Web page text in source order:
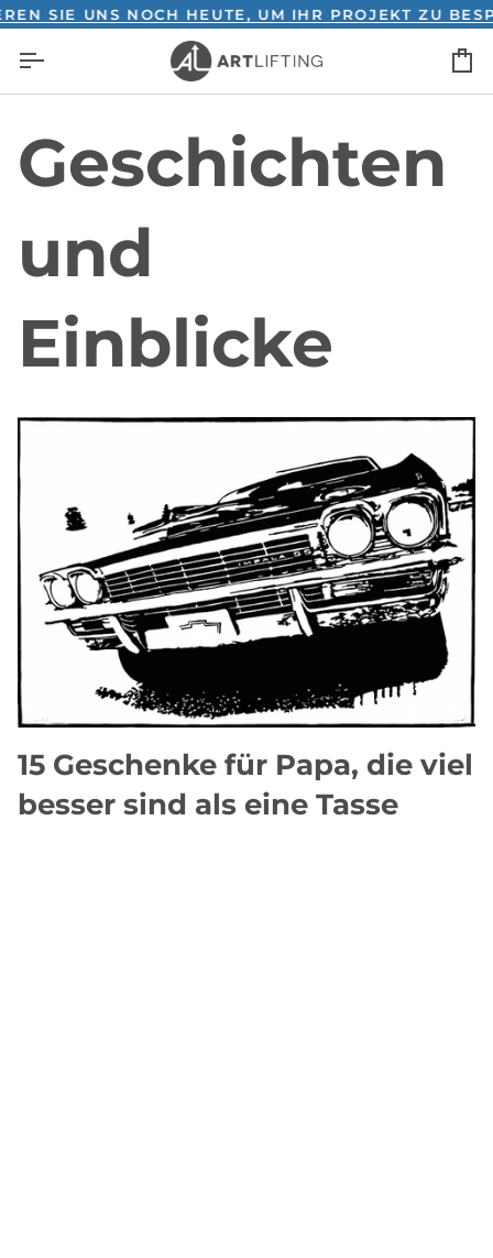
Direkt
Inhalt
SIE UNS NOCH HEUTE, UM IHR PROJEKT ZU
Geschichten
und
Einblicke
15 Geschenke für Papa, die viel
besser sind als eine Tasse